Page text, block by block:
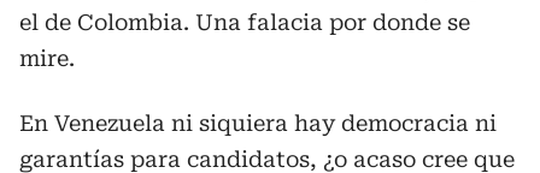
el de Colombia. Una falacia por donde se
mire.
En Venezuela ni siquiera hay democracia ni
garantías para candidatos, ¿o acaso cree que